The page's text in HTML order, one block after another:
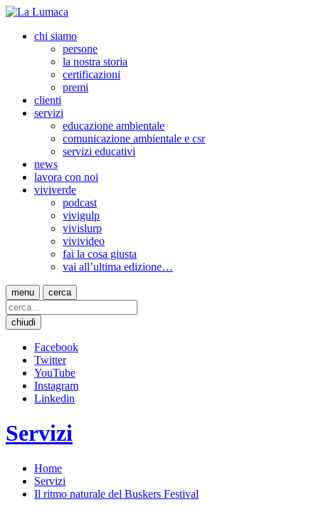
chi siamo
persone
la nostra storia
certificazioni
premi
clienti
servizi
educazione ambientale
comunicazione ambientale e csr
servizi educativi
news
lavora con noi
viviverde
podcast
vivigulp
vivislurp
vivivideo
fai la cosa giusta
vai all’ultima edizione…
menu cerca
chiudi
Facebook
Twitter
YouTube
Instagram
Linkedin
Servizi
Home
Servizi
Il ritmo naturale del Buskers Festival